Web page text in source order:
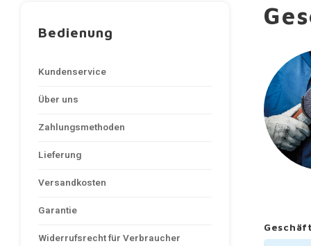
Bedienung
Kundenservice
Über uns
Zahlungsmethoden
Lieferung
Versandkosten
Garantie
Widerrufsrecht für Verbraucher